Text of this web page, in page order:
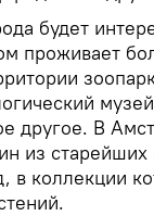
будет
проживает
другое. В
из старейших
в коллекции